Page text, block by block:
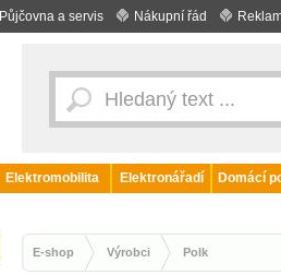
Půjčovna a servis Nákupní řád
Elektromobilita Elektronářadí
Domácí
E-shop Výrobci Polk